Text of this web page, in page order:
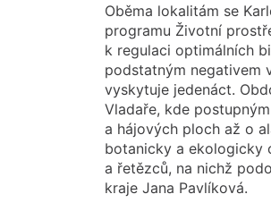
Oběma lokalitám se
programu Životní
k regulaci optimálních
podstatným negativem
vyskytuje jedenáct.
Vladaře, kde
a hájových ploch až o
botanicky a ekologicky
a řetězců, na nichž
kraje Jana Pavlíková.